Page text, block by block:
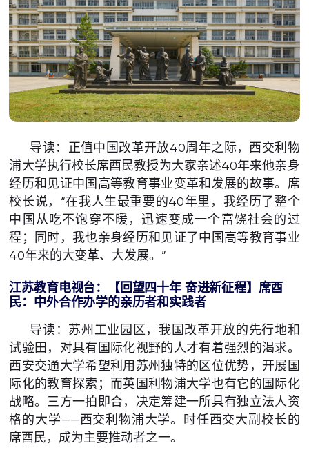
导读：正值中国改革开放40周年之际，西交利物
浦大学执行校长席酉民教授为大家亲述40年来他亲身
经历和见证中国高等教育事业变革和发展的故事。席
校长说，“在我人生最重要的40年里，我经历了整个
中国从吃不饱穿不暖，迅速变成一个富饶社会的过
程；同时，我也亲身经历和见证了中国高等教育事业
40年来的大变革、大发展。”
江苏教育电视台：【回望四十年 奋进新征程】席酉
民：中外合作办学的亲历者和实践者
导读：苏州工业园区，我国改革开放的先行地和
试验田，对具有国际化视野的人才有着强烈的渴求。
西安交通大学希望利用苏州独特的区位优势，开展国
际化的教育探索；而英国利物浦大学也有它的国际化
战略。三方一拍即合，决定筹建一所具有独立法人资
格的大学——西交利物浦大学。时任西交大副校长的
席酉民，成为主要推动者之一。